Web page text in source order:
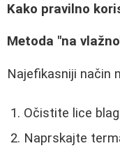
Kako pravilno
Metoda "na
Najefikasniji način
Očistite lice
Naprskajte